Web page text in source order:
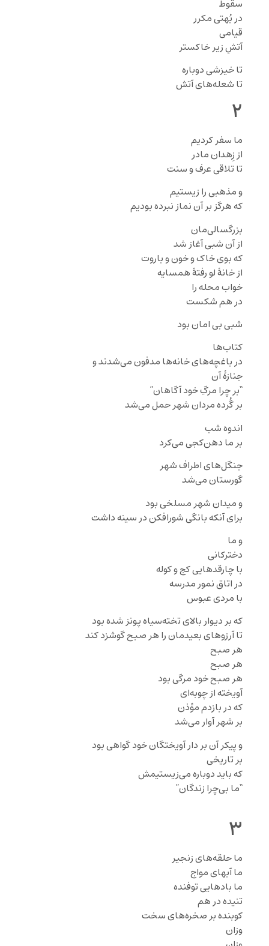
سقوط
در بُهتی مکرر
قیامی
آتشِ زیر خاکستر
تا خیزشی دوباره
تا شعله‌های آتش
۲
ما سفر کردیم
از زِهدان مادر
تا تلاقی عرف و سنت
و مذهبی را زیستیم
که هرگز بر آن نماز نبرده بودیم
بزرگسالی‌مان
از آن شبی آغاز شد
که بوی خاک و خون و باروت
از خانهٔ لو رفتهٔ همسایه
خواب محله را
در هم شکست
شبی بی امان بود
کتاب‌ها
در باغچه‌های خانه‌ها مدفون می‌شدند و
جنازهٔ آن
“بر چرا مرگِ خود آگاهان”
بر گُرده مردان شهر حمل می‌شد
اندوه شب
بر ما دهن‌کجی می‌کرد
جنگل‌های اطراف شهر
گورستان می‌شد
و میدان شهر مسلخی بود
برای آنکه بانگی شورافکن در سینه داشت
و ما
دخترکانی
با چارقدهایی کج و کوله
در اتاق نمور مدرسه
با مردی عبوس
که بر دیوار بالای تخته‌سیاه پونز شده بود
تا آرزوهای بعیدمان را هر صبح گوشزد کند
هر صبح
هر صبح
هر صبح خود مرگی بود
آویخته از چوبه‌ای
که در بازدم مؤذن
بر شهر آوار می‌شد
و پیکر آن بر دار آویختگان خود گواهی بود
بر تاریخی
که باید دوباره می‌زیستیمش
“ما بی‌چرا‌ زندگان”
۳
ما حلقه‌های زنجیر
ما آبهای مواج
ما بادهایی توفنده
تنیده در هم
کوبنده بر صخره‌های سخت
وزان